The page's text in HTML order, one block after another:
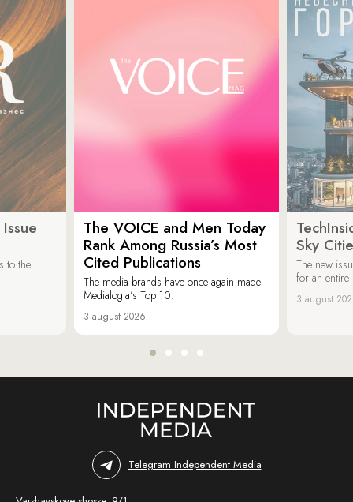
to the
The VOICE and Men Today
Rank Among Russia’s Most
Cited Publications
The media brands have once again made
Medialogia’s Top 10.
3 august 2026
Sky
The new
for an entire
3 august
Telegram Independent Media